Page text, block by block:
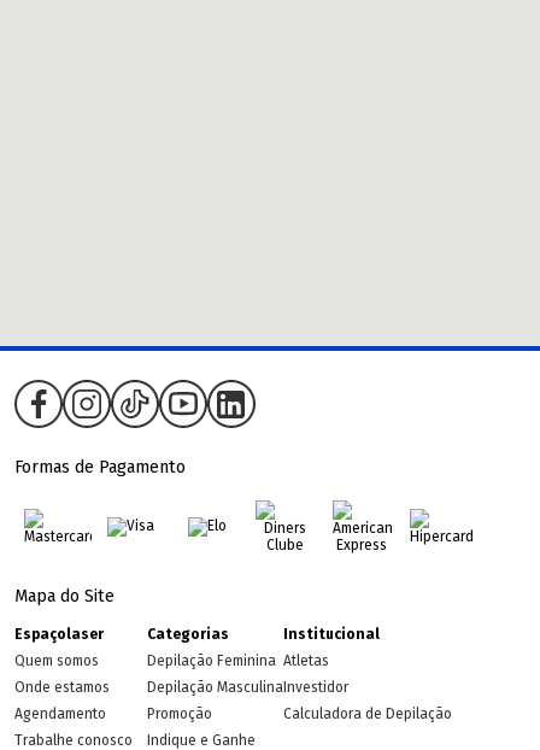
Formas de Pagamento
Mapa do Site
Espaçolaser
Quem somos
Onde estamos
Agendamento
Trabalhe conosco
Categorias
Depilação Feminina
Depilação Masculina
Promoção
Indique e Ganhe
Institucional
Atletas
Investidor
Calculadora de Depilação